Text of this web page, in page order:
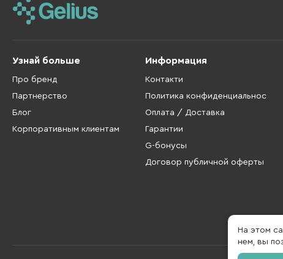
Узнай больше
Про бренд
Партнерство
Блог
Корпоративным клиентам
Информация
Контакти
Политика конфиденциальнос
Оплата / Доставка
Гарантии
G-бонусы
Договор публичной оферты
На этом
нем, вы